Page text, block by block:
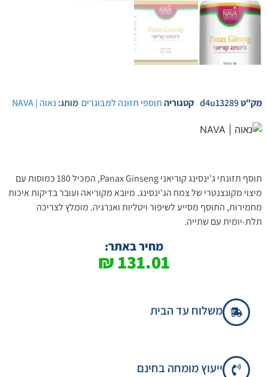
מק"טd4u13289 קטגוריהתוספי תזונה למבוגרים מותג: נאוה | NAVA
תוסף תזונתי ג'ינסינג קוריאני Panax Ginseng, המכיל 180 כמוסות עם
מיצוי מקונצנטרי של צמח הג'ינסינג. מיובא מקוריאה ועובר בדיקות איכות
מחמירות, התוסף מסייע לשיפור ויטליות ואנרגיה. מומלץ לצריכה
תלת-יומית עם שתייה.
מחיר באתר:
131.01
₪
משלוח עד הבית
ייעוץ מומחה בחינם